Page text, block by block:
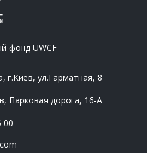
фонд UWCF
г.Киев, ул.Гарматная, 8
Парковая дорога, 16-А
00